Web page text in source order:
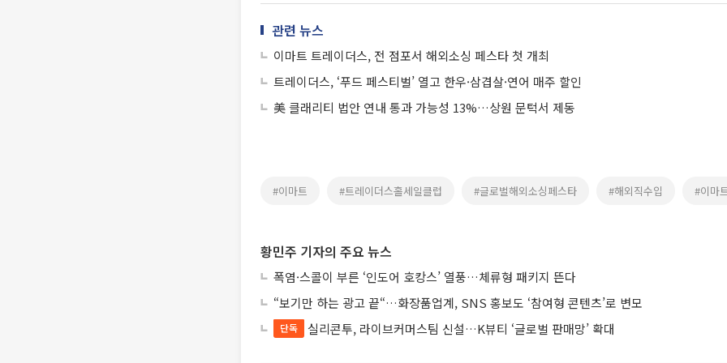
관련 뉴스
이마트 트레이더스, 전 점포서 해외소싱 페스타 첫 개최
트레이더스, ‘푸드 페스티벌’ 열고 한우·삼겹살·연어 매주 할인
美 클래리티 법안 연내 통과 가능성 13%…상원 문턱서 제동
#이마트 #트레이더스홀세일클럽 #글로벌해외소싱페스타 #해외직수입 #이마
황민주 기자의 주요 뉴스
폭염·스콜이 부른 ‘인도어 호캉스’ 열풍…체류형 패키지 뜬다
“보기만 하는 광고 끝“…화장품업계, SNS 홍보도 ‘참여형 콘텐츠’로 변모
단독 실리콘투, 라이브커머스팀 신설…K뷰티 ‘글로벌 판매망’ 확대